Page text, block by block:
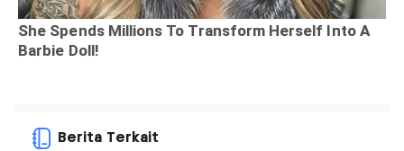
Berita Terkait